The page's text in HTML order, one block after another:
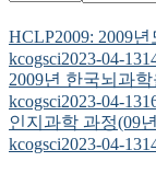
HCLP2009: 2009
kcogsci2023-04-13
2009년 한국뇌과
kcogsci2023-04-13
인지과학 과정(09
kcogsci2023-04-13